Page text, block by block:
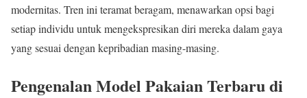
modernitas. Tren ini teramat beragam, menawarkan opsi bagi
setiap individu untuk mengekspresikan diri mereka dalam gaya
yang sesuai dengan kepribadian masing-masing.
Pengenalan Model Pakaian Terbaru di